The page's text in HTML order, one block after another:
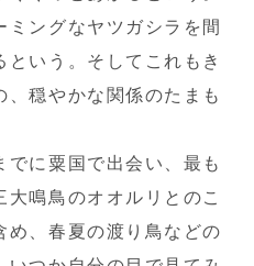
ングなヤツガシラを間
いう。そしてこれもき
、穏やかな関係のたまも
でに粟国で出会い、最も
鳴鳥のオオルリとのこ
め、春夏の渡り鳥などの